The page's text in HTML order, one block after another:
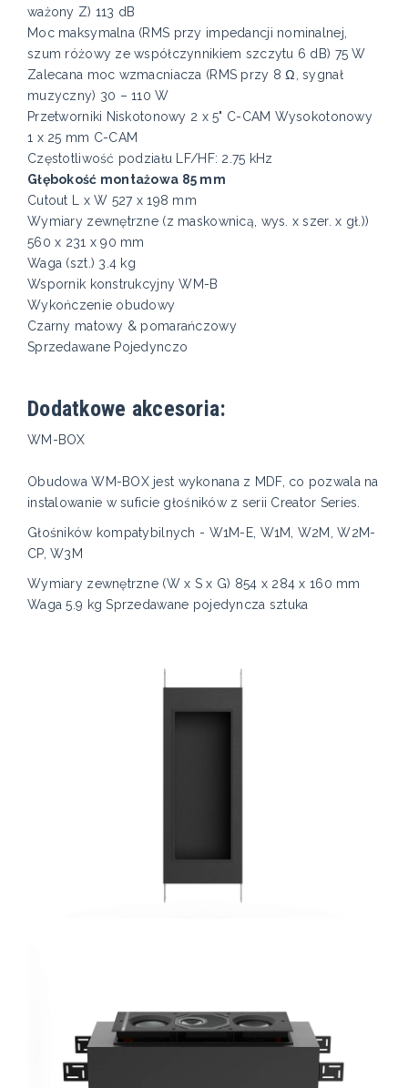
ważony Z) 113 dB
Moc maksymalna (RMS przy impedancji nominalnej,
szum różowy ze współczynnikiem szczytu 6 dB) 75 W
Zalecana moc wzmacniacza (RMS przy 8 Ω, sygnał
muzyczny) 30 – 110 W
Przetworniki Niskotonowy 2 x 5" C-CAM Wysokotonowy
1 x 25 mm C-CAM
Częstotliwość podziału LF/HF: 2.75 kHz
Głębokość montażowa 85 mm
Cutout L x W 527 x 198 mm
Wymiary zewnętrzne (z maskownicą, wys. x szer. x gł.))
560 x 231 x 90 mm
Waga (szt.) 3.4 kg
Wspornik konstrukcyjny WM-B
Wykończenie obudowy
Czarny matowy & pomarańczowy
Sprzedawane Pojedynczo
Dodatkowe akcesoria:
WM-BOX
Obudowa WM-BOX jest wykonana z MDF, co pozwala na
instalowanie w suficie głośników z serii Creator Series.
Głośników kompatybilnych - W1M-E, W1M, W2M, W2M-
CP, W3M
Wymiary zewnętrzne (W x S x G) 854 x 284 x 160 mm
Waga 5.9 kg Sprzedawane pojedyncza sztuka